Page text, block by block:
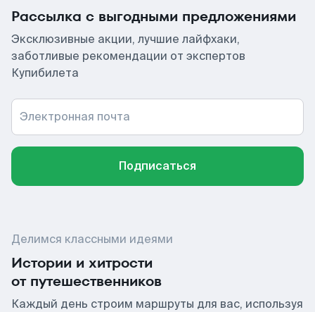
Рассылка с выгодными предложениями
Эксклюзивные акции, лучшие лайфхаки,
заботливые рекомендации от экспертов
Купибилета
Электронная почта
Подписаться
Делимся классными идеями
Истории и хитрости
от путешественников
Каждый день строим маршруты для вас, используя